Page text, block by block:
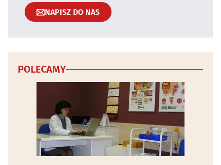
NAPISZ DO NAS
POLECAMY